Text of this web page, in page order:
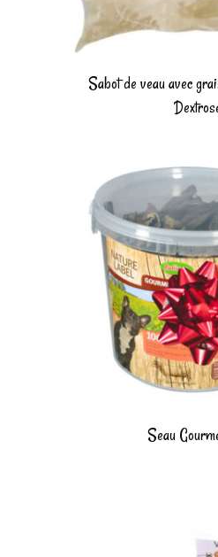
Sabot de veau avec
Seau